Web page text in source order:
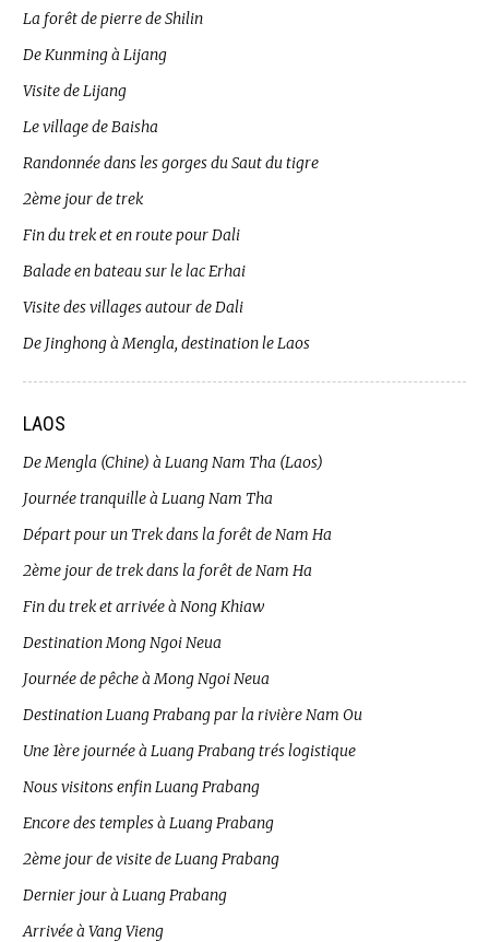
La forêt de pierre de Shilin
De Kunming à Lijang
Visite de Lijang
Le village de Baisha
Randonnée dans les gorges du Saut du tigre
2ème jour de trek
Fin du trek et en route pour Dali
Balade en bateau sur le lac Erhai
Visite des villages autour de Dali
De Jinghong à Mengla, destination le Laos
LAOS
De Mengla (Chine) à Luang Nam Tha (Laos)
Journée tranquille à Luang Nam Tha
Départ pour un Trek dans la forêt de Nam Ha
2ème jour de trek dans la forêt de Nam Ha
Fin du trek et arrivée à Nong Khiaw
Destination Mong Ngoi Neua
Journée de pêche à Mong Ngoi Neua
Destination Luang Prabang par la rivière Nam Ou
Une 1ère journée à Luang Prabang trés logistique
Nous visitons enfin Luang Prabang
Encore des temples à Luang Prabang
2ème jour de visite de Luang Prabang
Dernier jour à Luang Prabang
Arrivée à Vang Vieng